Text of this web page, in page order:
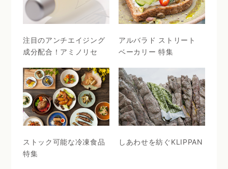
注目のアンチエイジング
成分配合！アミノリセ
アルバラド ストリート
ベーカリー 特集
ストック可能な冷凍食品
特集
しあわせを紡ぐKLIPPAN